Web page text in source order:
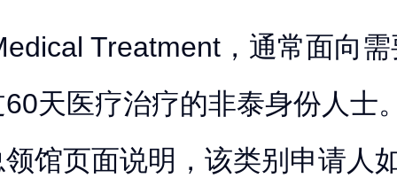
Treatment，通常面向
天医疗治疗的非泰身份人士
馆页面说明，该类别申请人